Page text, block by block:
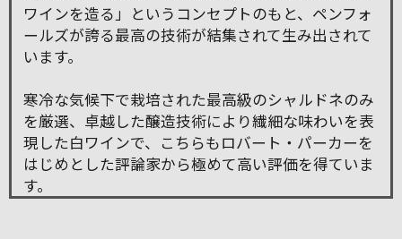
ワインを造る」というコンセプトのもと、ペンフォ
ールズが誇る最高の技術が結集されて生み出されて
います。
寒冷な気候下で栽培された最高級のシャルドネのみ
を厳選、卓越した醸造技術により繊細な味わいを表
現した白ワインで、こちらもロバート・パーカーを
はじめとした評論家から極めて高い評価を得ていま
す。